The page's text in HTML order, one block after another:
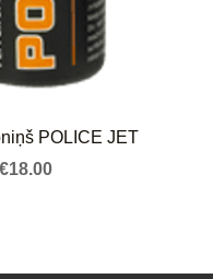
POLICE JET
€18.00